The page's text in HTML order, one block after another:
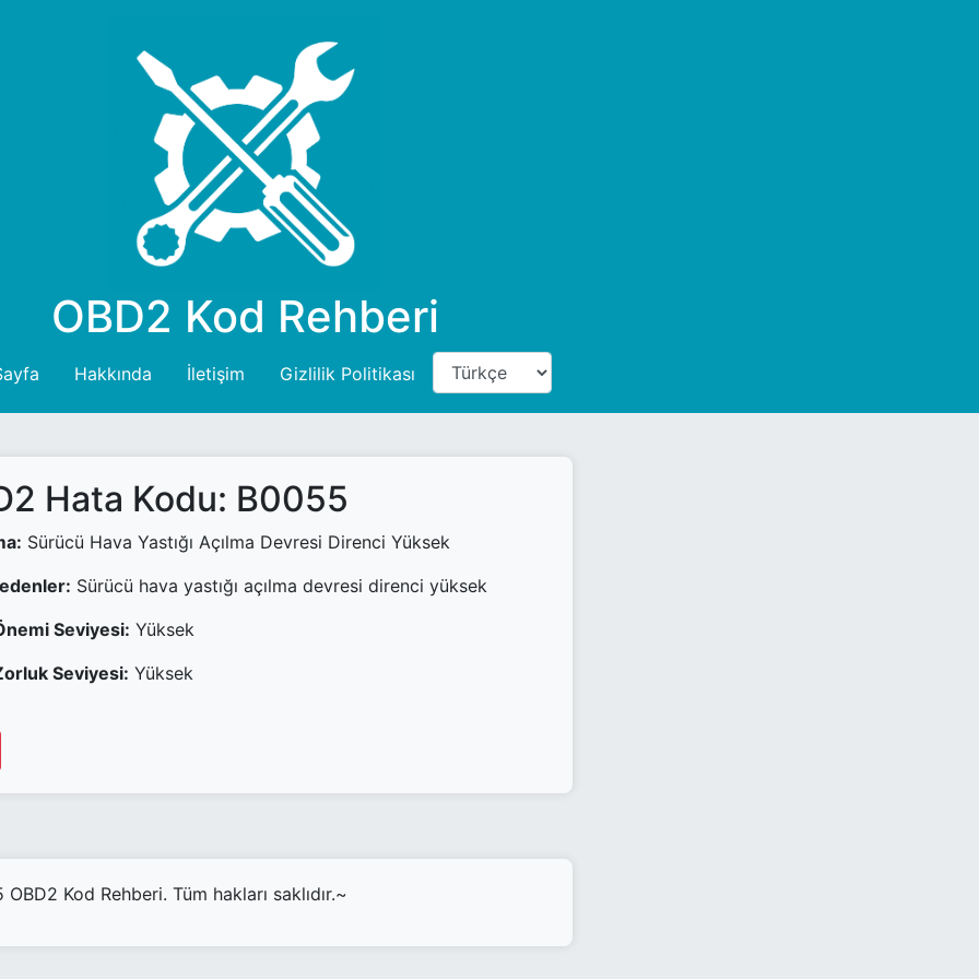
OBD2 Kod Rehberi
Hakkında İletişim Gizlilik Politikası
Hata Kodu: B0055
Sürücü Hava Yastığı Açılma Devresi Direnci Yüksek
Sürücü hava yastığı açılma devresi direnci yüksek
Seviyesi: Yüksek
Seviyesi: Yüksek
Kod Rehberi. Tüm hakları saklıdır.~